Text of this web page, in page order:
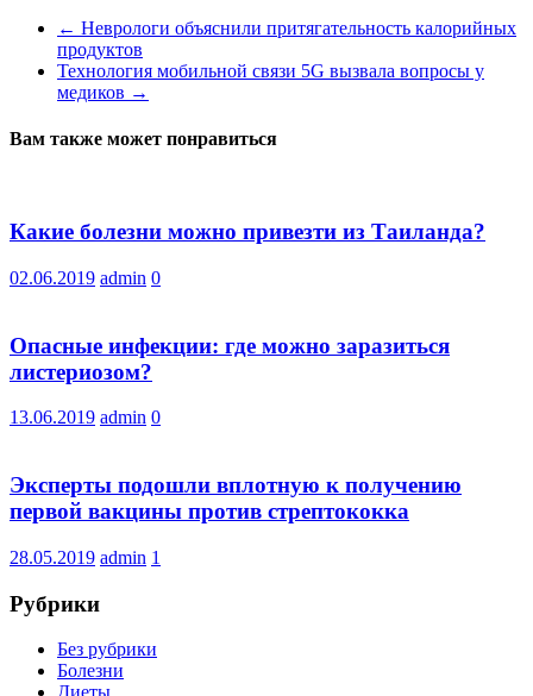
← Неврологи объяснили притягательность калорийных
продуктов
Технология мобильной связи 5G вызвала вопросы у
медиков →
Вам также может понравиться
Какие болезни можно привезти из Таиланда?
02.06.2019 admin 0
Опасные инфекции: где можно заразиться
листериозом?
13.06.2019 admin 0
Эксперты подошли вплотную к получению
первой вакцины против стрептококка
28.05.2019 admin 1
Рубрики
Без рубрики
Болезни